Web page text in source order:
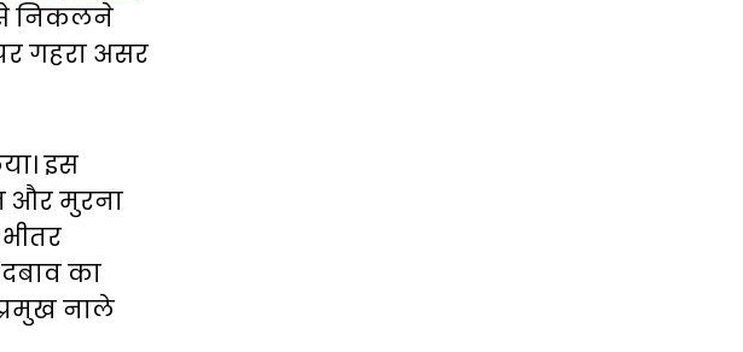
से निकलने
गहरा असर
इस
और मुरना
का
नाले